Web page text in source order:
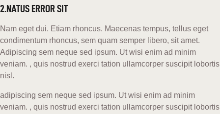
2.NATUS ERROR SIT
Nam eget dui. Etiam rhoncus. Maecenas tempus, tellus eget
condimentum rhoncus, sem quam semper libero, sit amet.
Adipiscing sem neque sed ipsum. Ut wisi enim ad minim
veniam. , quis nostrud exerci tation ullamcorper suscipit lobortis
nisl.
adipiscing sem neque sed ipsum. Ut wisi enim ad minim
veniam. , quis nostrud exerci tation ullamcorper suscipit lobortis